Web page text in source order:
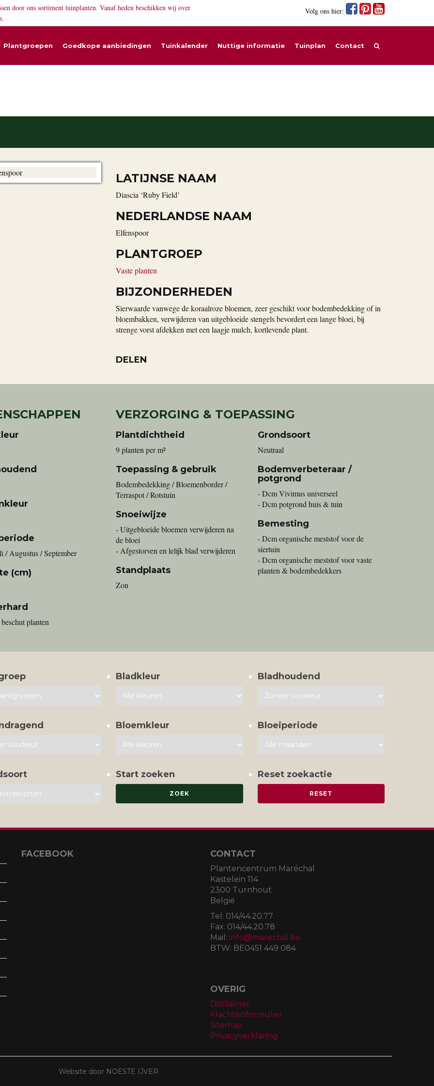
door ons sortiment tuinplanten. Vanaf heden beschikken wij over
Volg ons hier:
Plantgroepen Goedkope aanbiedingen Tuinkalender Nuttige informatie Tuinplan Contact
LATIJNSE NAAM
Diascia ‘Ruby Field’
NEDERLANDSE NAAM
Elfenspoor
PLANTGROEP
Vaste planten
BIJZONDERHEDEN
Sierwaarde vanwege de koraalroze bloemen, zeer geschikt voor bodembedekking of in
bloembakken, verwijderen van uitgebloeide stengels bevordert een lange bloei, bij
strenge vorst afdekken met een laagje mulch, kortlevende plant.
DELEN
/ Augustus / September
(cm)
planten
VERZORGING & TOEPASSING
Plantdichtheid
9 planten per m²
Toepassing & gebruik
Bodembedekking / Bloemenborder /
Terraspot / Rotstuin
Snoeiwijze
- Uitgebloeide bloemen verwijderen na
de bloei
- Afgestorven en lelijk blad verwijderen
Standplaats
Zon
Grondsoort
Neutraal
Bodemverbeteraar /
potgrond
- Dcm Vivimus universeel
- Dcm potgrond huis & tuin
Bemesting
- Dcm organische meststof voor de
siertuin
- Dcm organische meststof voor vaste
planten & bodembedekkers
Bladkleur Bladhoudend
Bloemkleur Bloeiperiode
Start zoeken Reset zoekactie
FACEBOOK CONTACT
Plantencentrum Maréchal
Kastelein 114
2300 Turnhout
België
Tel: 014/44.20.77
Fax: 014/44.20.78
Mail: info@marechal.be
BTW: BE0451 449 084
OVERIG
Disclaimer
Klachtenformulier
Sitemap
Privacyverklaring
Website door NOESTE IJVER